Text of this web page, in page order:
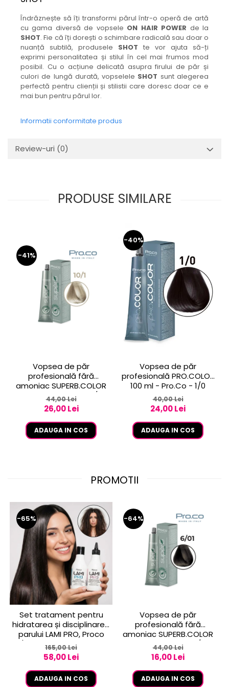
Îndrăznește să îți transformi părul într-o operă de artă
cu gama diversă de vopsele ON HAIR POWER de la
SHOT. Fie că îți dorești o schimbare radicală sau doar o
nuanță subtilă, produsele SHOT te vor ajuta să-ți
exprimi personalitatea și stilul în cel mai frumos mod
posibil. Cu o acțiune delicată asupra firului de păr și
culori de lungă durată, vopselele SHOT sunt alegerea
perfectă pentru clienții și stilistii care doresc doar ce e
mai bun pentru părul lor.
Informatii conformitate produs
Review-uri (0)
PRODUSE SIMILARE
-41%
Vopsea de păr
profesională fără
amoniac SUPERB.COLOR
100 ml - Pro.Co - 10/1
BLOND EXTRA DESCHIS
CENUSIU
44,00 Lei
26,00 Lei
ADAUGA IN COS
-40%
Vopsea de păr
profesională PRO.COLOR
100 ml - Pro.Co - 1/0
NEGRU
40,00 Lei
24,00 Lei
ADAUGA IN COS
PROMOTII
-65%
Set tratament pentru
hidratarea și disciplinarea
parului LAMI PRO, Proco
(șampon + balsam 2x
250ml)
165,00 Lei
58,00 Lei
ADAUGA IN COS
-64%
Vopsea de păr
profesională fără
amoniac SUPERB.COLOR
100 ml - Pro.Co - 6/01
BLOND INCHIS CENUSIU
44,00 Lei
16,00 Lei
ADAUGA IN COS